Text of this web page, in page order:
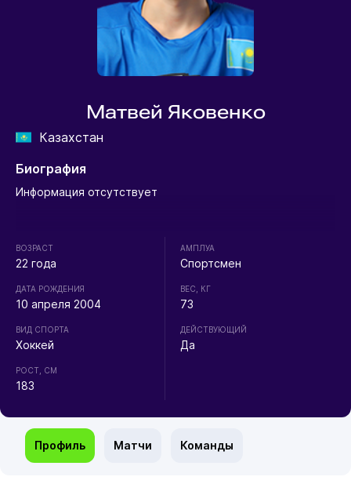
Матвей Яковенко
Казахстан
Биография
Информация отсутствует
ВОЗРАСТ
22 года
ДАТА РОЖДЕНИЯ
10 апреля 2004
ВИД СПОРТА
Хоккей
РОСТ, СМ
183
АМПЛУА
Спортсмен
ВЕС, КГ
73
ДЕЙСТВУЮЩИЙ
Да
Профиль Матчи Команды